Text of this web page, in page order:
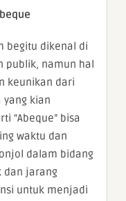
begitu dikenal di
publik, namun hal
keunikan dari
yang kian
“Abeque” bisa
waktu dan
dalam bidang
dan jarang
untuk menjadi